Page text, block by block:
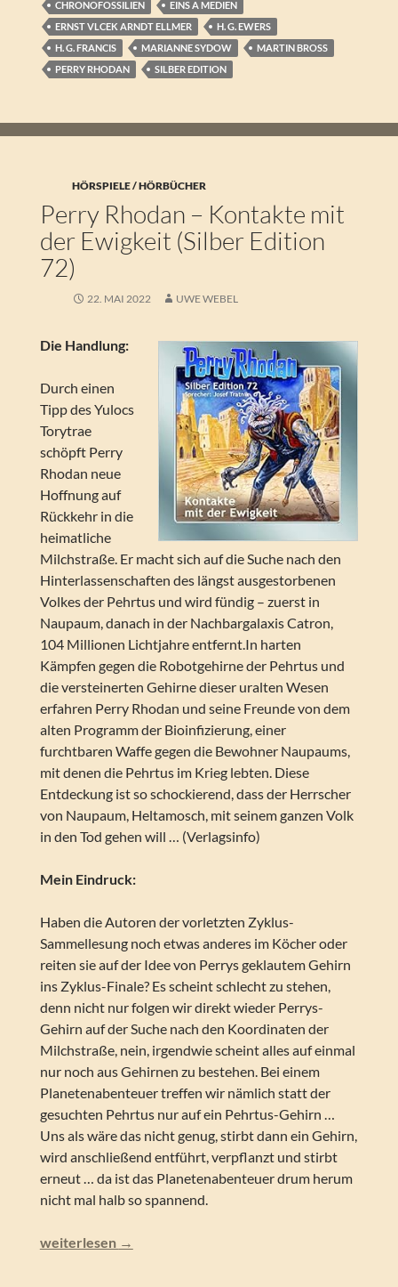
CHRONOFOSSILIEN
EINS A MEDIEN
ERNST VLCEK ARNDT ELLMER
H. G. EWERS
H. G. FRANCIS
MARIANNE SYDOW
MARTIN BROSS
PERRY RHODAN
SILBER EDITION
HÖRSPIELE / HÖRBÜCHER
Perry Rhodan – Kontakte mit
der Ewigkeit (Silber Edition
72)
22. MAI 2022 UWE WEBEL
Die Handlung:
Durch einen
Tipp des Yulocs
Torytrae
schöpft Perry
Rhodan neue
Hoffnung auf
Rückkehr in die
heimatliche
Milchstraße. Er macht sich auf die Suche nach den
Hinterlassenschaften des längst ausgestorbenen
Volkes der Pehrtus und wird fündig – zuerst in
Naupaum, danach in der Nachbargalaxis Catron,
104 Millionen Lichtjahre entfernt.In harten
Kämpfen gegen die Robotgehirne der Pehrtus und
die versteinerten Gehirne dieser uralten Wesen
erfahren Perry Rhodan und seine Freunde von dem
alten Programm der Bioinfizierung, einer
furchtbaren Waffe gegen die Bewohner Naupaums,
mit denen die Pehrtus im Krieg lebten. Diese
Entdeckung ist so schockierend, dass der Herrscher
von Naupaum, Heltamosch, mit seinem ganzen Volk
in den Tod gehen will … (Verlagsinfo)
Mein Eindruck:
Haben die Autoren der vorletzten Zyklus-
Sammellesung noch etwas anderes im Köcher oder
reiten sie auf der Idee von Perrys geklautem Gehirn
ins Zyklus-Finale? Es scheint schlecht zu stehen,
denn nicht nur folgen wir direkt wieder Perrys-
Gehirn auf der Suche nach den Koordinaten der
Milchstraße, nein, irgendwie scheint alles auf einmal
nur noch aus Gehirnen zu bestehen. Bei einem
Planetenabenteuer treffen wir nämlich statt der
gesuchten Pehrtus nur auf ein Pehrtus-Gehirn …
Uns als wäre das nicht genug, stirbt dann ein Gehirn,
wird anschließend entführt, verpflanzt und stirbt
erneut … da ist das Planetenabenteuer drum herum
nicht mal halb so spannend.
Perry Rhodan – Kontakte mit der Ewigkeit (Silber
weiterlesen →